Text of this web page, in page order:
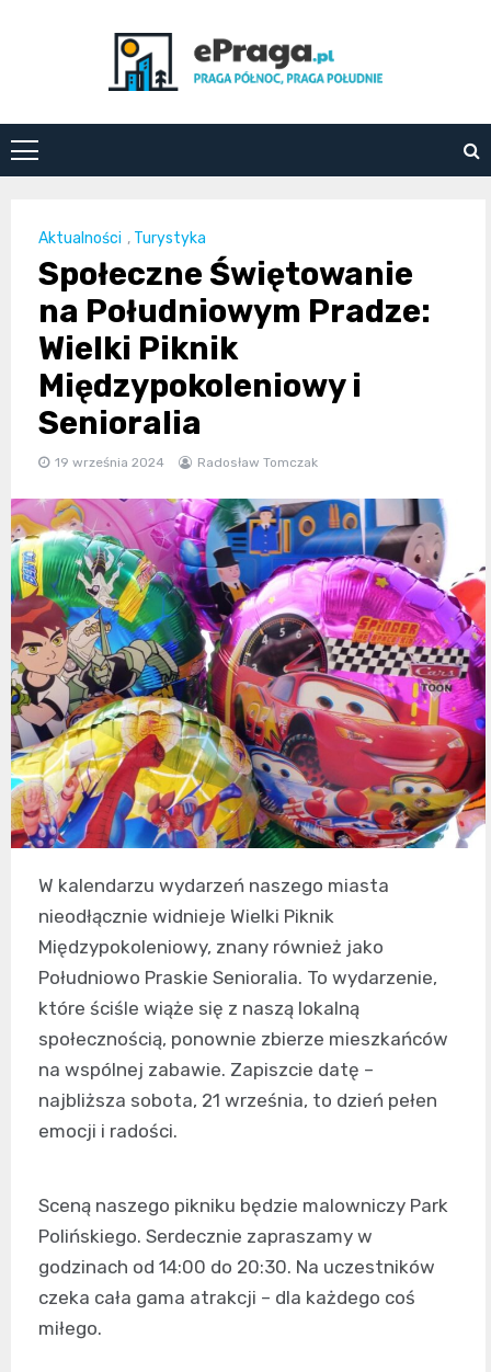
ePraga.pl
Aktualności , Turystyka
Społeczne Świętowanie
na Południowym Pradze:
Wielki Piknik
Międzypokoleniowy i
Senioralia
19 września 2024 Radosław Tomczak
W kalendarzu wydarzeń naszego miasta
nieodłącznie widnieje Wielki Piknik
Międzypokoleniowy, znany również jako
Południowo Praskie Senioralia. To wydarzenie,
które ściśle wiąże się z naszą lokalną
społecznością, ponownie zbierze mieszkańców
na wspólnej zabawie. Zapiszcie datę –
najbliższa sobota, 21 września, to dzień pełen
emocji i radości.
Sceną naszego pikniku będzie malowniczy Park
Polińskiego. Serdecznie zapraszamy w
godzinach od 14:00 do 20:30. Na uczestników
czeka cała gama atrakcji – dla każdego coś
miłego.